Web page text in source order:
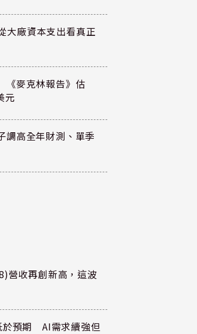
大廠資本支出看真正
麥克林報告》估
元
高全年財測、單季
營收再創新高，這波
於預期 AI需求續強但